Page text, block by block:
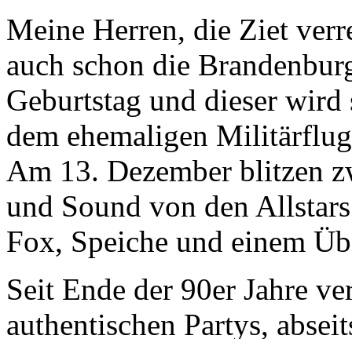
Meine Herren, die Ziet
auch schon die
Geburtstag und dieser
dem ehemaligen
Am 13. Dezember blitzen
und Sound von den
Fox, Speiche und einem
Seit Ende der 90er Jahre
authentischen Partys,